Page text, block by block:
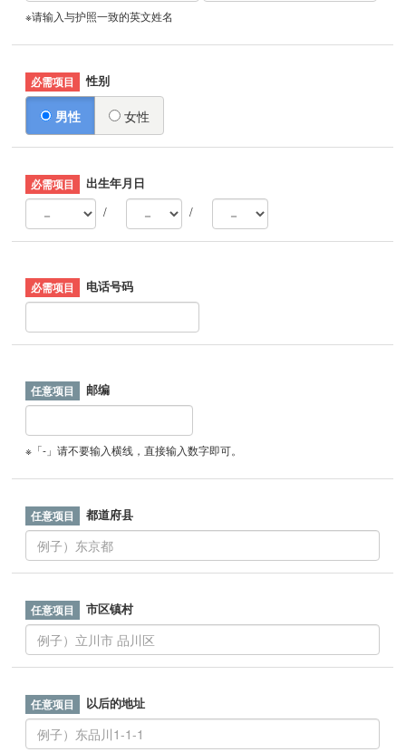
※请输入与护照一致的英文姓名
性别
男性 女性
出生年月日
/
/
电话号码
邮编
※「-」请不要输入横线，直接输入数字即可。
都道府县
市区镇村
以后的地址